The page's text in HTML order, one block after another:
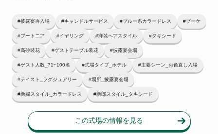
#披露宴再入場 #キャンドルサービス #ブルー系カラードレス #ブーケ
#ブートニア #イヤリング #洋装ヘアスタイル #タキシード
#高砂装花 #ゲストテーブル装花 #披露宴会場
#ゲスト人数_71~100名 #式場タイプ_ホテル #主要シーン_お色直し入場
#テイスト_ラグジュアリー #場所_披露宴会場
#新婦スタイル_カラードレス #新郎スタイル_タキシード
この式場の情報を見る